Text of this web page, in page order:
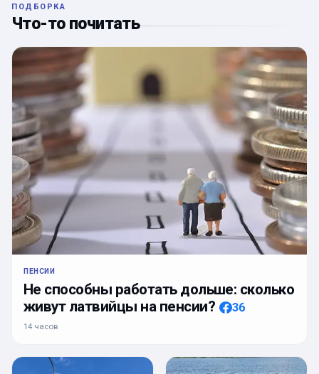
ПОДБОРКА
Что-то почитать
ПЕНСИИ
Не способны работать дольше: сколько
живут латвийцы на пенсии?
36
14 часов